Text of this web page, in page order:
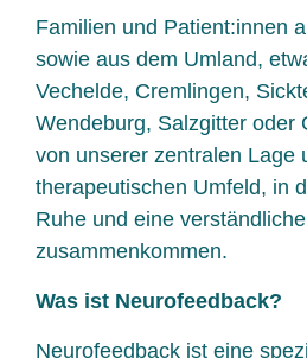
Familien und Patient:innen
sowie aus dem Umland,
Vechelde, Cremlingen,
Wendeburg, Salzgitter oder
von unserer zentralen Lage
therapeutischen Umfeld, in
Ruhe und eine
zusammenkommen.
Was ist Neurofeedback?
Neurofeedback ist eine